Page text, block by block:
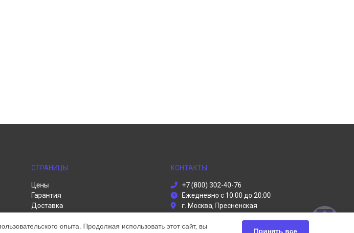
СТРАНИЦЫ
Цены
Гарантия
Доставка
Карта сайта
КОНТАКТЫ
+7 (800) 302-40-76
Ежедневно с 10:00 до 20:00
г. Москва, Пресненская
info@dyson-servises.ru
опыта. Продолжая использовать этот сайт, вы
Принять все